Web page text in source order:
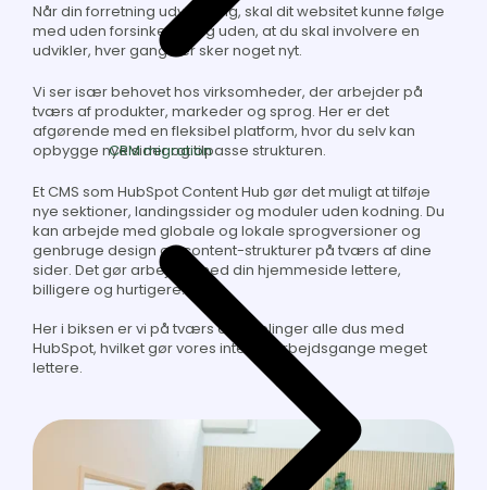
CRM migration
Når din forretning udvikler sig, skal dit websitet kunne følge
med uden forsinkelser og uden, at du skal involvere en
udvikler, hver gang der sker noget nyt.
Vi ser især behovet hos virksomheder, der arbejder på
tværs af produkter, markeder og sprog. Her er det
afgørende med en fleksibel platform, hvor du selv kan
opbygge nye sider og tilpasse strukturen.
Et CMS som HubSpot Content Hub gør det muligt at tilføje
nye sektioner, landingssider og moduler uden kodning. Du
kan arbejde med globale og lokale sprogversioner og
genbruge design og content-strukturer på tværs af dine
sider. Det gør arbejdet med din hjemmeside lettere,
billigere og hurtigere.
Her i biksen er vi på tværs af afdelinger alle dus med
HubSpot, hvilket gør vores interne arbejdsgange meget
lettere.